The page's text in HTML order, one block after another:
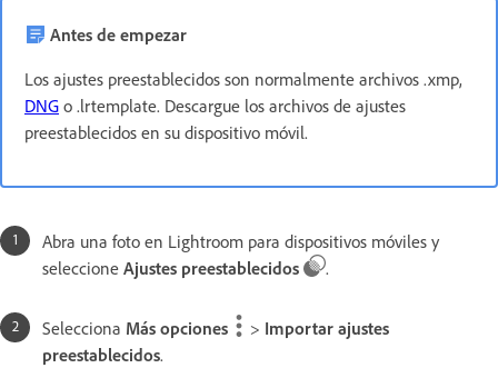
Antes de empezar
Los ajustes preestablecidos son normalmente archivos .xmp,
DNG o .lrtemplate. Descargue los archivos de ajustes
preestablecidos en su dispositivo móvil.
Abra una foto en Lightroom para dispositivos móviles y
seleccione Ajustes preestablecidos .
Selecciona Más opciones > Importar ajustes
preestablecidos.